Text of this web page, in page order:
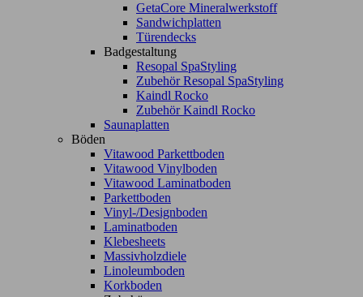
GetaCore Mineralwerkstoff
Sandwichplatten
Türendecks
Badgestaltung
Resopal SpaStyling
Zubehör Resopal SpaStyling
Kaindl Rocko
Zubehör Kaindl Rocko
Saunaplatten
Böden
Vitawood Parkettboden
Vitawood Vinylboden
Vitawood Laminatboden
Parkettboden
Vinyl-/Designboden
Laminatboden
Klebesheets
Massivholzdiele
Linoleumboden
Korkboden